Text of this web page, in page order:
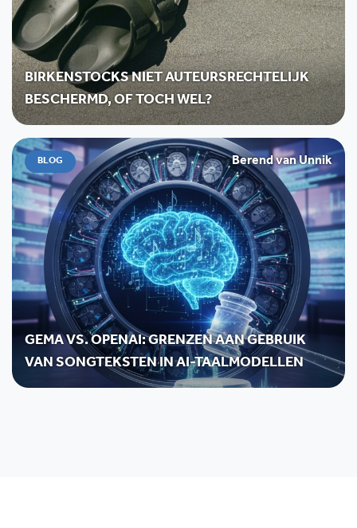
BIRKENSTOCKS NIET AUTEURSRECHTELIJK
BESCHERMD, OF TOCH WEL?
BLOG Berend van Unnik
GEMA VS. OPENAI: GRENZEN AAN GEBRUIK
VAN SONGTEKSTEN IN AI-TAALMODELLEN